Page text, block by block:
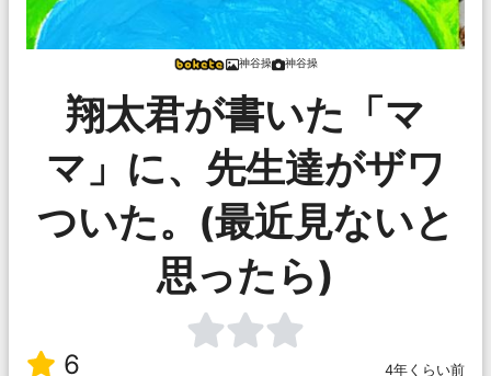
神谷操 神谷操
翔太君が書いた「マ
マ」に、先生達がザワ
ついた。(最近見ないと
思ったら)
6 4年くらい前